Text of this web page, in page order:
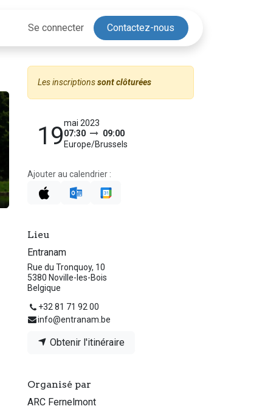
Se connecter Contactez-nous
Les inscriptionssont clôturées
19mai 2023
07:30
09:00
Europe/Brussels
Ajouter au calendrier :
Lieu
Entranam
Rue du Tronquoy, 10
5380 Noville-les-Bois
Belgique
+32 81 71 92 00
info@entranam.be
Obtenir l'itinéraire
Organisé par
ARC Fernelmont